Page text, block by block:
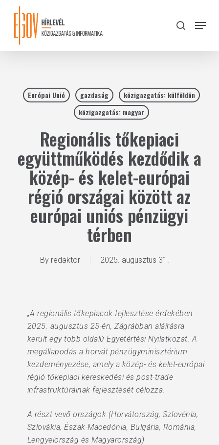
content
search
Menu
Európai Unió gazdaság
közigazgatás: külföldön
közigazgatás: magyar
Regionális tőkepiaci
együttműködés kezdődik a
közép- és kelet-európai
régió országai között az
európai uniós pénzügyi
térben
By redaktor 2025. augusztus 31.
„A regionális tőkepiacok fejlesztése érdekében
2025. augusztus 25-én, Zágrábban aláírásra
került egy több oldalú Egyetértési Nyilatkozat. A
megállapodás a horvát pénzügyminisztérium
kezdeményezése, amely a közép- és kelet-európai
régió tőkepiaci kereskedési és post-trade
infrastruktúráinak fejlesztését célozza.
A részt vevő országok (Horvátország, Szlovénia,
Szlovákia, Észak-Macedónia, Bulgária, Románia,
Lengyelország és Magyarország)
Close